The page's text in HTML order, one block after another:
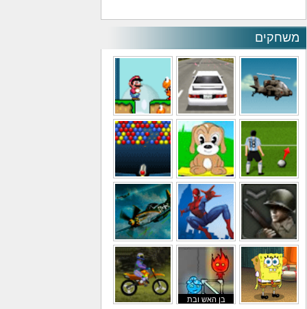
משחקים
משחקי מסוקים משחקי מכוניות משחקי סופר מריו
משחקי כדורגל משחקי לילדים משחקי באבלס
משחקי מלחמה משחקי גיבורים משחקי טיסה
בן האש ובת